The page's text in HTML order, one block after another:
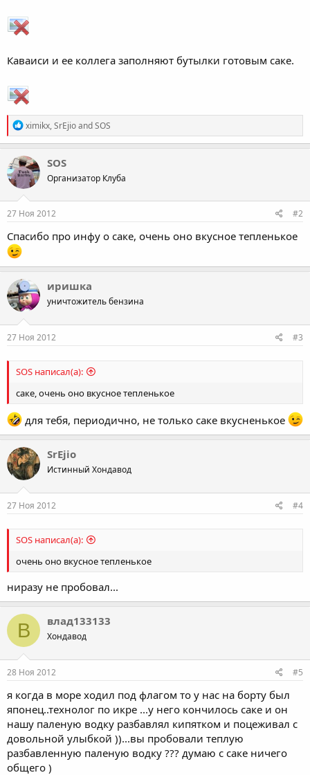
Каваиси и ее коллега заполняют бутылки готовым саке.
R
e
a
c
t
i
o
n
s
ximikx,SrEjioandSOS
SOS
Организатор Клуба
27 Ноя 2012 #2
Спасибо про инфу о саке, очень оно вкусное тепленькое
иришка
уничтожитель бензина
27 Ноя 2012 #3
SOS написал(а):
саке, очень оно вкусное тепленькое
для тебя, периодично, не только саке вкусненькое
SrEjio
Истинный Хондавод
27 Ноя 2012 #4
SOS написал(а):
очень оно вкусное тепленькое
ниразу не пробовал...
В влад133133
Хондавод
28 Ноя 2012 #5
я когда в море ходил под флагом то у нас на борту был
японец..технолог по икре ...у него кончилось саке и он
нашу паленую водку разбавлял кипятком и поцеживал с
довольной улыбкой ))...вы пробовали теплую
разбавленную паленую водку ??? думаю с саке ничего
общего )